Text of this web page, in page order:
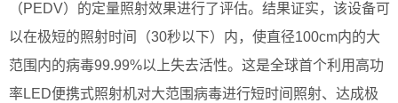
（PEDV）的定量照射效果进行了评估。结果证实，该设备可
以在极短的照射时间（30秒以下）内，使直径100cm内的大
范围内的病毒99.99%以上失去活性。这是全球首个利用高功
率LED便携式照射机对大范围病毒进行短时间照射、达成极